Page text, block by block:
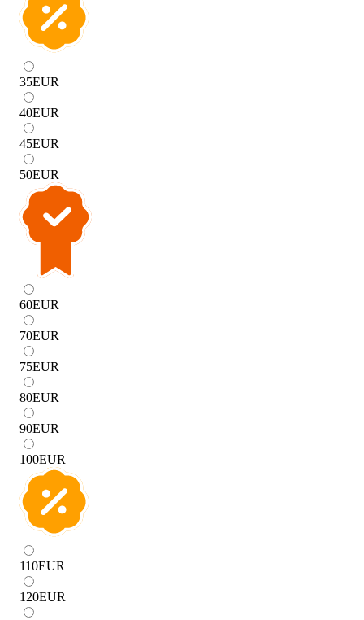
35EUR
40EUR
45EUR
50EUR
60EUR
70EUR
75EUR
80EUR
90EUR
100EUR
110EUR
120EUR